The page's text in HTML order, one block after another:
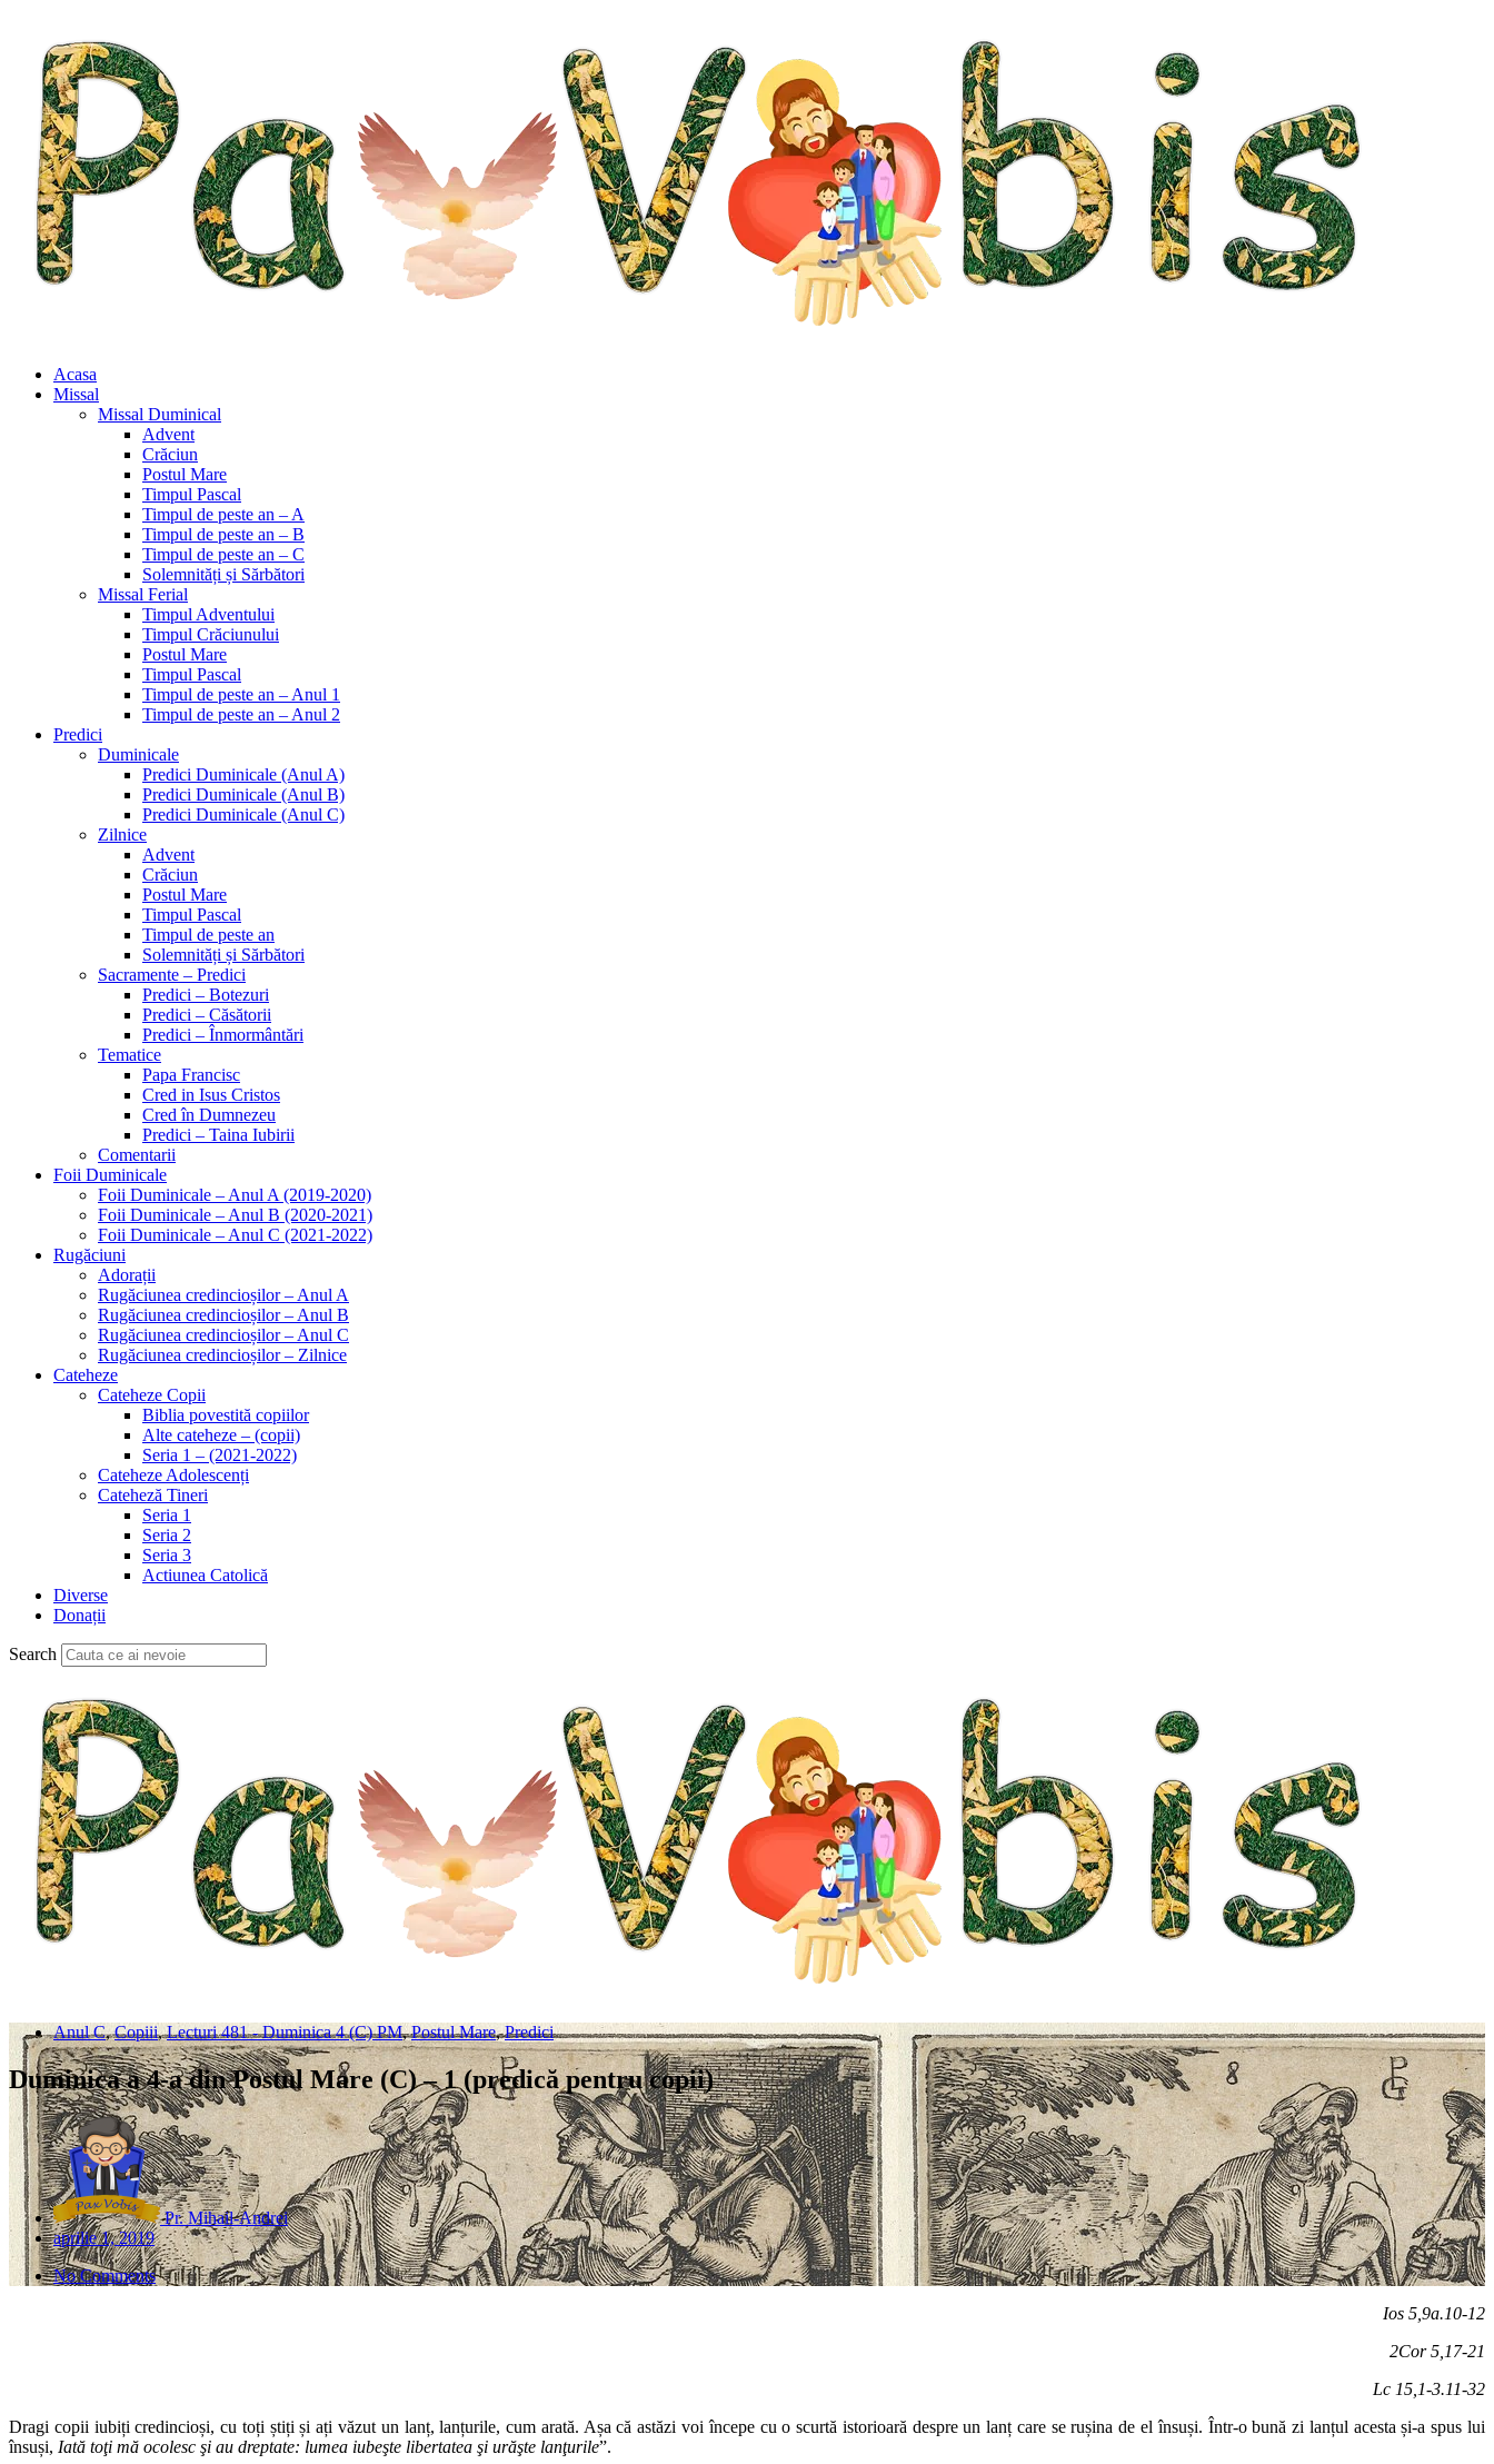
Acasa
Missal
Missal Duminical
Advent
Crăciun
Postul Mare
Timpul Pascal
Timpul de peste an – A
Timpul de peste an – B
Timpul de peste an – C
Solemnități și Sărbători
Missal Ferial
Timpul Adventului
Timpul Crăciunului
Postul Mare
Timpul Pascal
Timpul de peste an – Anul 1
Timpul de peste an – Anul 2
Predici
Duminicale
Predici Duminicale (Anul A)
Predici Duminicale (Anul B)
Predici Duminicale (Anul C)
Zilnice
Advent
Crăciun
Postul Mare
Timpul Pascal
Timpul de peste an
Solemnități și Sărbători
Sacramente – Predici
Predici – Botezuri
Predici – Căsătorii
Predici – Înmormântări
Tematice
Papa Francisc
Cred in Isus Cristos
Cred în Dumnezeu
Predici – Taina Iubirii
Comentarii
Foii Duminicale
Foii Duminicale – Anul A (2019-2020)
Foii Duminicale – Anul B (2020-2021)
Foii Duminicale – Anul C (2021-2022)
Rugăciuni
Adorații
Rugăciunea credincioșilor – Anul A
Rugăciunea credincioșilor – Anul B
Rugăciunea credincioșilor – Anul C
Rugăciunea credincioșilor – Zilnice
Cateheze
Cateheze Copii
Biblia povestită copiilor
Alte cateheze – (copii)
Seria 1 – (2021-2022)
Cateheze Adolescenți
Cateheză Tineri
Seria 1
Seria 2
Seria 3
Actiunea Catolică
Diverse
Donații
Search
Anul C,Copiii,Lecturi 481 - Duminica 4 (C) PM,Postul Mare,Predici
Duminica a 4-a din Postul Mare (C) – 1 (predică pentru copii)
Pr. Mihail-Andrei
aprilie 1, 2019
No Comments
Ios 5,9a.10-12
2Cor 5,17-21
Lc 15,1-3.11-32
Dragi copii iubiți credincioși, cu toți știți și ați văzut un lanț, lanțurile, cum arată. Așa că astăzi voi începe cu o scurtă istorioară despre un lanț care se rușina de el însuși. Într-o bună zi lanțul acesta și-a spus lui
însuși, Iată toţi mă ocolesc şi au dreptate: lumea iubeşte libertatea şi urăşte lanţurile”.